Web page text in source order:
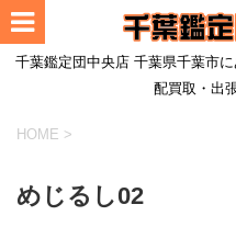
千葉鑑定団中央店 千葉県千葉市
配買取・出
HOME >
めじるし02